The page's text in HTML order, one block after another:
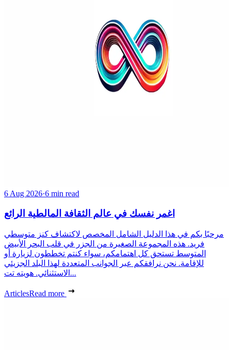
6 Aug 2026·6 min read
اغمر نفسك في عالم الثقافة المالطية الرائع
مرحبًا بكم في هذا الدليل الشامل المخصص لاكتشاف كنز متوسطي
فريد. هذه المجموعة الصغيرة من الجزر في قلب البحر الأبيض
المتوسط تستحق كل اهتمامكم، سواء كنتم تخططون لزيارة أو
للإقامة. نحن نرافقكم عبر الجوانب المتعددة لهذا البلد الجزيئي
الاستثنائي. هويته تت...
ArticlesRead more